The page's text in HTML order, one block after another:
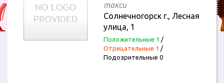
такси
Солнечногорск г., Лесная
улица, 1
Положительные 1 /
Отрицательные 1 /
Подозрительные 0